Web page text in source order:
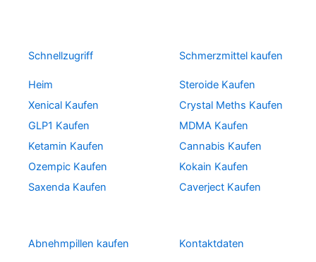
Schnellzugriff
Heim
Xenical Kaufen
GLP1 Kaufen
Ketamin Kaufen
Ozempic Kaufen
Saxenda Kaufen
Schmerzmittel kaufen
Steroide Kaufen
Crystal Meths Kaufen
MDMA Kaufen
Cannabis Kaufen
Kokain Kaufen
Caverject Kaufen
Abnehmpillen kaufen Kontaktdaten